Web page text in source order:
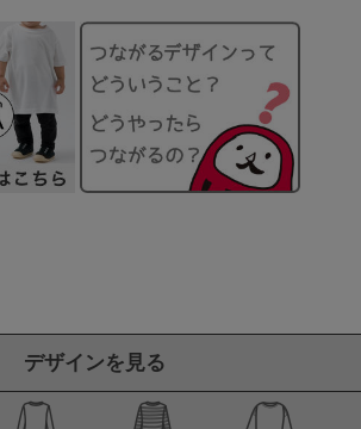
デザインを見る